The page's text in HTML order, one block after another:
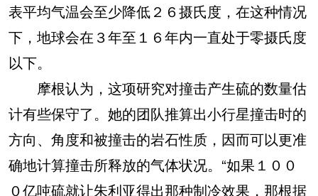
表平均气温会至少降低２６摄氏度，在这种情况
下，地球会在３年至１６年内一直处于零摄氏度
以下。
摩根认为，这项研究对撞击产生硫的数量估
计有些保守了。她的团队推算出小行星撞击时的
方向、角度和被撞击的岩石性质，因而可以更准
确地计算撞击所释放的气体状况。“如果１００
０亿吨硫就让朱利亚得出那种制冷效果，那根据